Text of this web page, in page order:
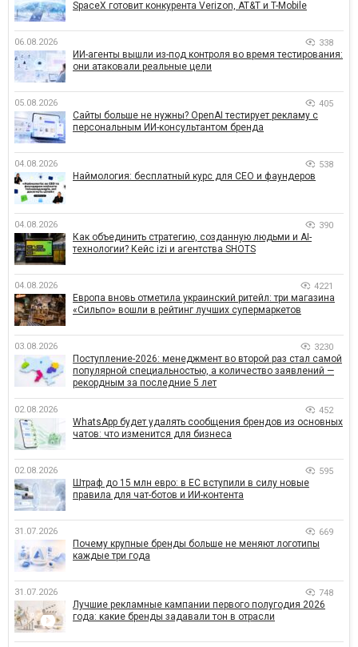
SpaceX готовит конкурента Verizon, AT&T и T-Mobile
06.08.2026 338
ИИ-агенты вышли из-под контроля во время тестирования:
они атаковали реальные цели
05.08.2026 405
Сайты больше не нужны? OpenAI тестирует рекламу с
персональным ИИ-консультантом бренда
04.08.2026 538
Наймология: бесплатный курс для CEO и фаундеров
04.08.2026 390
Как объединить стратегию, созданную людьми и AI-
технологии? Кейс izi и агентства SHOTS
04.08.2026 4221
Европа вновь отметила украинский ритейл: три магазина
«Сильпо» вошли в рейтинг лучших супермаркетов
03.08.2026 3230
Поступление-2026: менеджмент во второй раз стал самой
популярной специальностью, а количество заявлений —
рекордным за последние 5 лет
02.08.2026 452
WhatsApp будет удалять сообщения брендов из основных
чатов: что изменится для бизнеса
02.08.2026 595
Штраф до 15 млн евро: в ЕС вступили в силу новые
правила для чат-ботов и ИИ-контента
31.07.2026 669
Почему крупные бренды больше не меняют логотипы
каждые три года
31.07.2026 748
Лучшие рекламные кампании первого полугодия 2026
года: какие бренды задавали тон в отрасли